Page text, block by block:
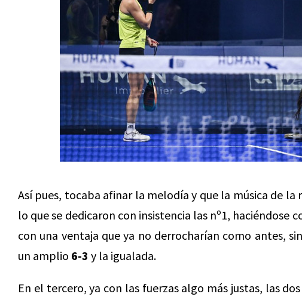
Así pues, tocaba afinar la melodía y que la música de
lo que se dedicaron con insistencia las nº1, haciéndose
con una ventaja que ya no derrocharían como antes,
un amplio 6-3 y la igualada.
En el tercero, ya con las fuerzas algo más justas, las